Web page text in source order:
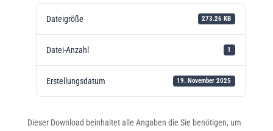
Dateigröße 273.26 KB
Datei-Anzahl 1
Erstellungsdatum 19. November 2025
Dieser Download beinhaltet alle Angaben die Sie benötigen, um